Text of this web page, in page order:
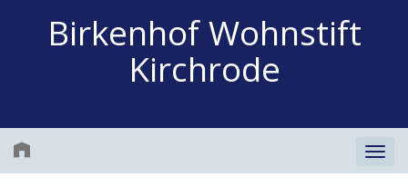
Birkenhof Wohnstift
Kirchrode